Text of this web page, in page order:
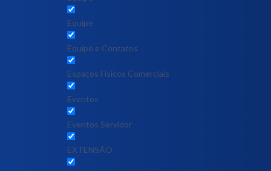
Equipe
Equipe e Contatos
Espaços Físicos Comerciais
Eventos
Eventos Servidor
EXTENSÃO